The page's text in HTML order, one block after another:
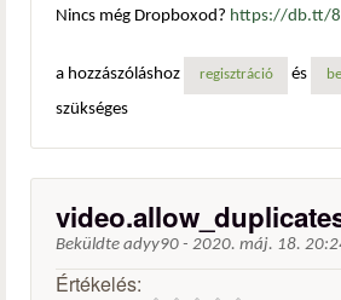
Nincs még Dropboxod? https://db.tt/
a hozzászóláshoz
regisztráció és
szükséges
Beküldte adyy90 - 2020. máj. 18.
Értékelés: